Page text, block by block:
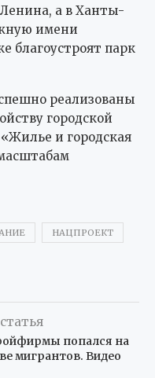
а в Ханты-
имени
благоустроят парк
реализованы
городской
и городская
НАЦПРОЕКТ
попался на
мигрантов. Видео